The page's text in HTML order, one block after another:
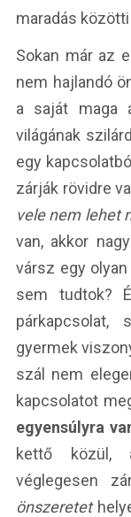
maradás
Sokan már az
nem hajlandó
a saját maga
világának
egy
zárják rövidre
vele nem lehet
van, akkor
vársz egy
sem tudtok?
gyermek
szál nem
kapcsolatot
egyensúlyra
kettő közül,
véglegesen
önszeretet